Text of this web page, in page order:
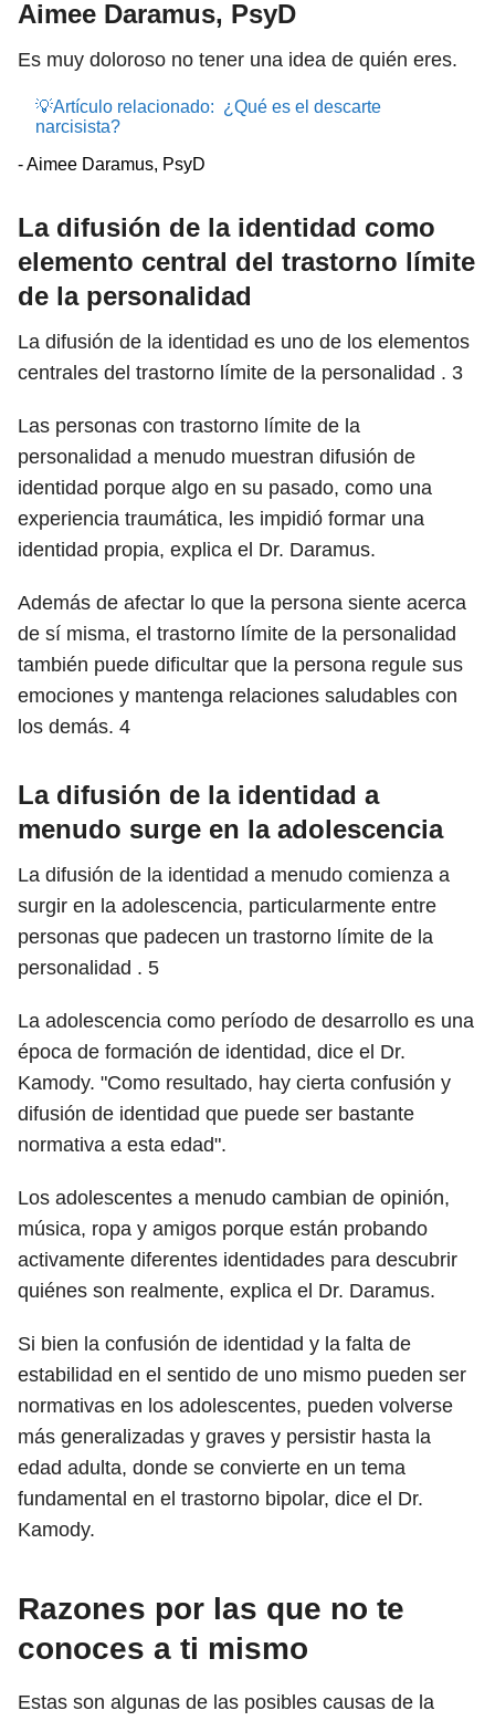
Aimee Daramus, PsyD
Es muy doloroso no tener una idea de quién eres.
💡Artículo relacionado: ¿Qué es el descarte
narcisista?
- Aimee Daramus, PsyD
La difusión de la identidad como
elemento central del trastorno límite
de la personalidad
La difusión de la identidad es uno de los elementos
centrales del trastorno límite de la personalidad . 3
Las personas con trastorno límite de la
personalidad a menudo muestran difusión de
identidad porque algo en su pasado, como una
experiencia traumática, les impidió formar una
identidad propia, explica el Dr. Daramus.
Además de afectar lo que la persona siente acerca
de sí misma, el trastorno límite de la personalidad
también puede dificultar que la persona regule sus
emociones y mantenga relaciones saludables con
los demás. 4
La difusión de la identidad a
menudo surge en la adolescencia
La difusión de la identidad a menudo comienza a
surgir en la adolescencia, particularmente entre
personas que padecen un trastorno límite de la
personalidad . 5
La adolescencia como período de desarrollo es una
época de formación de identidad, dice el Dr.
Kamody. "Como resultado, hay cierta confusión y
difusión de identidad que puede ser bastante
normativa a esta edad".
Los adolescentes a menudo cambian de opinión,
música, ropa y amigos porque están probando
activamente diferentes identidades para descubrir
quiénes son realmente, explica el Dr. Daramus.
Si bien la confusión de identidad y la falta de
estabilidad en el sentido de uno mismo pueden ser
normativas en los adolescentes, pueden volverse
más generalizadas y graves y persistir hasta la
edad adulta, donde se convierte en un tema
fundamental en el trastorno bipolar, dice el Dr.
Kamody.
Razones por las que no te
conoces a ti mismo
Estas son algunas de las posibles causas de la